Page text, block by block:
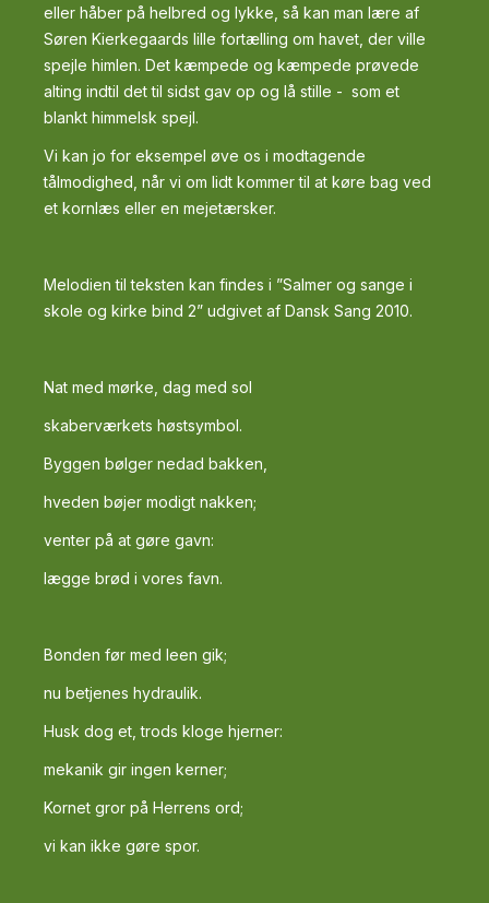
eller håber på helbred og lykke, så kan man lære af
Søren Kierkegaards lille fortælling om havet, der ville
spejle himlen. Det kæmpede og kæmpede prøvede
alting indtil det til sidst gav op og lå stille - som et
blankt himmelsk spejl.
Vi kan jo for eksempel øve os i modtagende
tålmodighed, når vi om lidt kommer til at køre bag ved
et kornlæs eller en mejetærsker.
Melodien til teksten kan findes i ”Salmer og sange i
skole og kirke bind 2” udgivet af Dansk Sang 2010.
Nat med mørke, dag med sol
skaberværkets høstsymbol.
Byggen bølger nedad bakken,
hveden bøjer modigt nakken;
venter på at gøre gavn:
lægge brød i vores favn.
Bonden før med leen gik;
nu betjenes hydraulik.
Husk dog et, trods kloge hjerner:
mekanik gir ingen kerner;
Kornet gror på Herrens ord;
vi kan ikke gøre spor.